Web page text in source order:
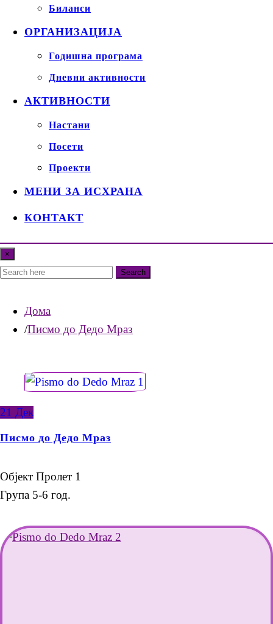
Биланси
ОРГАНИЗАЦИЈА
Годишна програма
Дневни активности
АКТИВНОСТИ
Настани
Посети
Проекти
МЕНИ ЗА ИСХРАНА
КОНТАКТ
×
Search
Дома
Писмо до Дедо Мраз
21 Дек
Писмо до Дедо Мраз
Објект Пролет 1
Група 5-6 год.